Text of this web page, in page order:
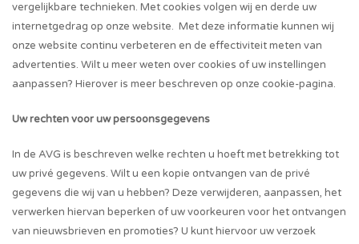
vergelijkbare technieken. Met cookies volgen wij en derde uw
internetgedrag op onze website. Met deze informatie kunnen wij
onze website continu verbeteren en de effectiviteit meten van
advertenties. Wilt u meer weten over cookies of uw instellingen
aanpassen? Hierover is meer beschreven op onze cookie-pagina.
Uw rechten voor uw persoonsgegevens
In de AVG is beschreven welke rechten u hoeft met betrekking tot
uw privé gegevens. Wilt u een kopie ontvangen van de privé
gegevens die wij van u hebben? Deze verwijderen, aanpassen, het
verwerken hiervan beperken of uw voorkeuren voor het ontvangen
van nieuwsbrieven en promoties? U kunt hiervoor uw verzoek